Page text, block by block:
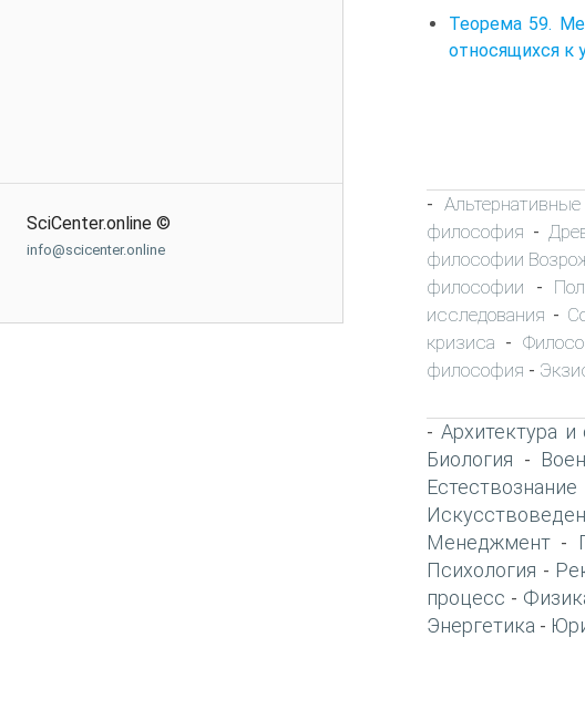
SciCenter.online ©
info@scicenter.online
Теорема 59.
относящихся к
-
философия -
философии
философии -
исследования -
кризиса -
философия -
- Архитектура и
Биология -
Естествознание
Менеджмент -
Психология -
процесс -
Энергетика -